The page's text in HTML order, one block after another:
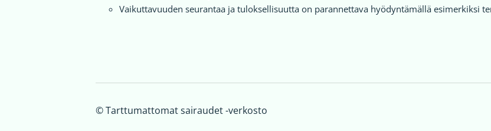
Vaikuttavuuden seurantaa ja tuloksellisuutta on parannettava hyödyntämällä esimerkiksi
©Tarttumattomat sairaudet -verkosto